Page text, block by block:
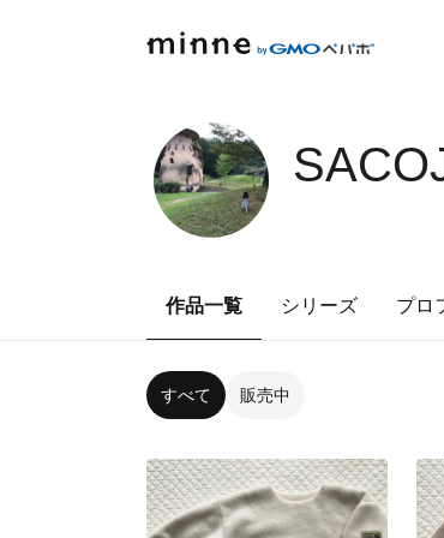
作品一覧 シリーズ プロ
すべて 販売中